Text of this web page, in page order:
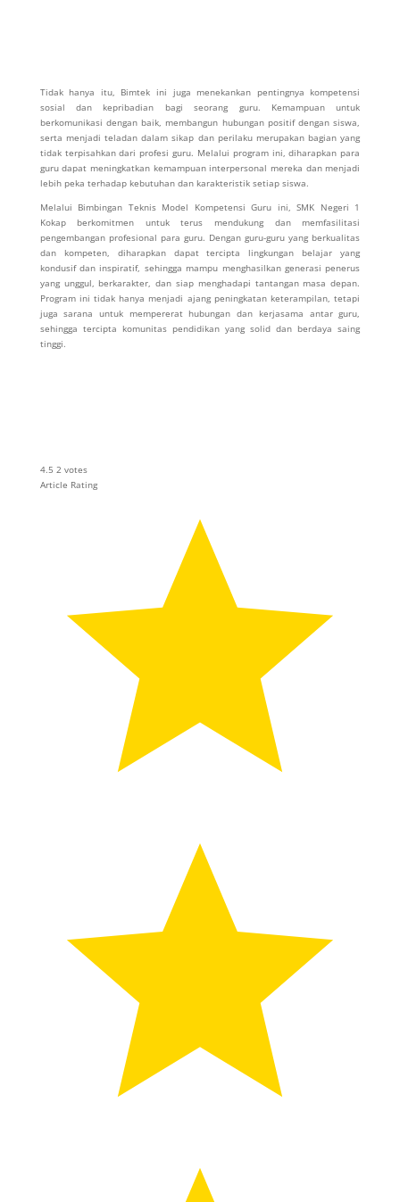
Tidak hanya itu, Bimtek ini juga menekankan pentingnya kompetensi
sosial dan kepribadian bagi seorang guru. Kemampuan untuk
berkomunikasi dengan baik, membangun hubungan positif dengan siswa,
serta menjadi teladan dalam sikap dan perilaku merupakan bagian yang
tidak terpisahkan dari profesi guru. Melalui program ini, diharapkan para
guru dapat meningkatkan kemampuan interpersonal mereka dan menjadi
lebih peka terhadap kebutuhan dan karakteristik setiap siswa.
Melalui Bimbingan Teknis Model Kompetensi Guru ini, SMK Negeri 1
Kokap berkomitmen untuk terus mendukung dan memfasilitasi
pengembangan profesional para guru. Dengan guru-guru yang berkualitas
dan kompeten, diharapkan dapat tercipta lingkungan belajar yang
kondusif dan inspiratif, sehingga mampu menghasilkan generasi penerus
yang unggul, berkarakter, dan siap menghadapi tantangan masa depan.
Program ini tidak hanya menjadi ajang peningkatan keterampilan, tetapi
juga sarana untuk mempererat hubungan dan kerjasama antar guru,
sehingga tercipta komunitas pendidikan yang solid dan berdaya saing
tinggi.
4.5 2 votes
Article Rating